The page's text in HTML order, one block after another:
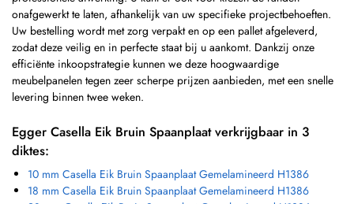
onafgewerkt te laten, afhankelijk van uw specifieke projectbehoeften.
Uw bestelling wordt met zorg verpakt en op een pallet afgeleverd,
zodat deze veilig en in perfecte staat bij u aankomt. Dankzij onze
efficiënte inkoopstrategie kunnen we deze hoogwaardige
meubelpanelen tegen zeer scherpe prijzen aanbieden, met een snelle
levering binnen twee weken.
Egger Casella Eik Bruin Spaanplaat verkrijgbaar in 3
diktes:
10 mm Casella Eik Bruin Spaanplaat Gemelamineerd H1386
18 mm Casella Eik Bruin Spaanplaat Gemelamineerd H1386